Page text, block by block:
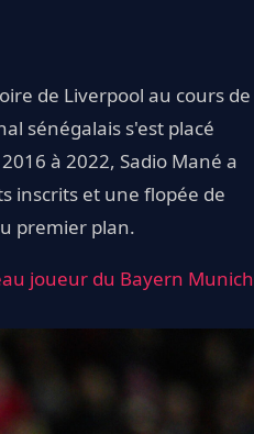
de Liverpool au cours de
sénégalais s'est placé
à 2022, Sadio Mané a
inscrits et une flopée de
premier plan.
joueur du Bayern Munich